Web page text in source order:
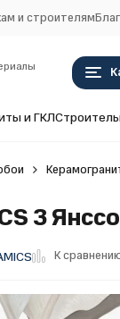
и строителям
и ГКЛ
3
К